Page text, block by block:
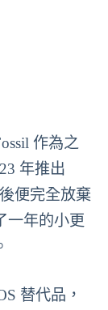
作為之
年推出
便完全放棄
一年的小更
替代品，